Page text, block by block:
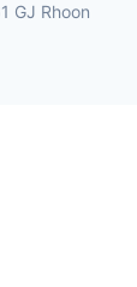
GJ Rhoon